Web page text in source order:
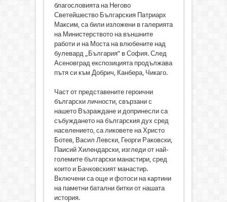
благословията на Негово
Светейшество Българския Патриарх
Максим, са били изложени в галерията
на Министерството на външните
работи и на Моста на влюбените над
булевард „България” в София. След
Асеновград експозицията продължава
пътя си към Добрич, Канбера, Чикаго.
Част от представените героични
български личности, свързани с
нашето Възраждане и допринесли са
събуждането на българския дух сред
населението, са ликовете на Христо
Ботев, Васил Левски, Георги Раковски,
Паисий Хилендарски, изгледи от най-
големите български манастири, сред
които и Бачковският манастир.
Включени са още и фотоси на картини
на паметни батални битки от нашата
история.